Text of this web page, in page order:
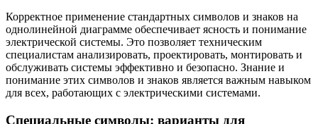
Корректное применение стандартных символов и знаков на
однолинейной диаграмме обеспечивает ясность и понимание
электрической системы. Это позволяет техническим
специалистам анализировать, проектировать, монтировать и
обслуживать системы эффективно и безопасно. Знание и
понимание этих символов и знаков является важным навыком
для всех, работающих с электрическими системами.
Специальные символы: варианты для